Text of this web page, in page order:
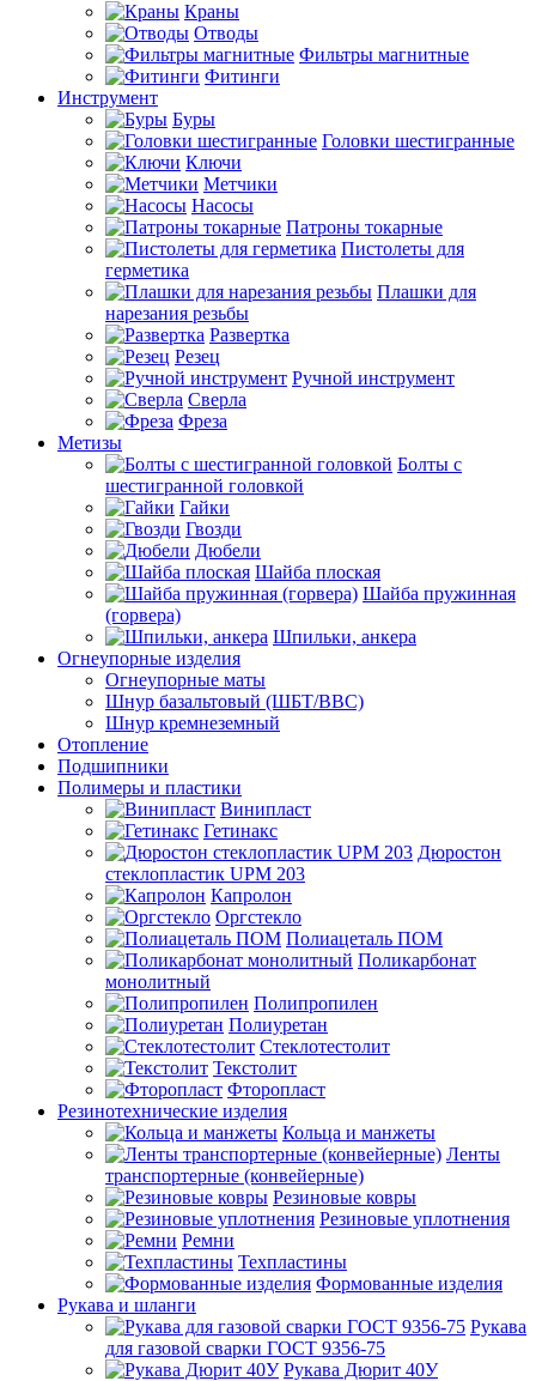
Краны
Отводы
Фильтры магнитные
Фитинги
Инструмент
Буры
Головки шестигранные
Ключи
Метчики
Насосы
Патроны токарные
Пистолеты для
герметика
Плашки для
нарезания резьбы
Развертка
Резец
Ручной инструмент
Сверла
Фреза
Метизы
Болты с
шестигранной головкой
Гайки
Гвозди
Дюбели
Шайба плоская
Шайба пружинная
(горвера)
Шпильки, анкера
Огнеупорные изделия
Огнеупорные маты
Шнур базальтовый (ШБТ/ВВС)
Шнур кремнеземный
Отопление
Подшипники
Полимеры и пластики
Винипласт
Гетинакс
Дюростон
стеклопластик UPM 203
Капролон
Оргстекло
Полиацеталь ПОМ
Поликарбонат
монолитный
Полипропилен
Полиуретан
Стеклотестолит
Текстолит
Фторопласт
Резинотехнические изделия
Кольца и манжеты
Ленты
транспортерные (конвейерные)
Резиновые ковры
Резиновые уплотнения
Ремни
Техпластины
Формованные изделия
Рукава и шланги
Рукава
для газовой сварки ГОСТ 9356-75
Рукава Дюрит 40У